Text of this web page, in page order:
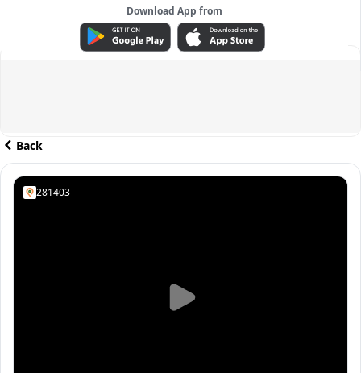
Download App from
ADVERTISEMENT
Back
281403